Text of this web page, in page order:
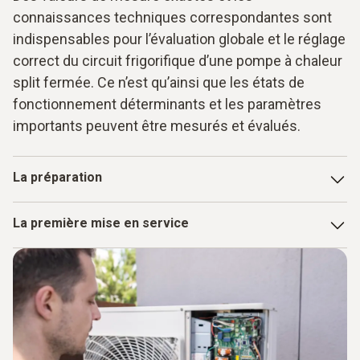
connaissances techniques correspondantes sont
indispensables pour l’évaluation globale et le réglage
correct du circuit frigorifique d’une pompe à chaleur
split fermée. Ce n’est qu’ainsi que les états de
fonctionnement déterminants et les paramètres
importants peuvent être mesurés et évalués.
La préparation
d’entretien, il est déterminant que l’artisan spécialisé
dispose rapidement des paramètres les plus importants du
circuit de fluide frigorigène de l’installation. On peut certes
lire en partie les pressions et les températures sur les
pompes à chaleur modernes. Mais la certitude que les
valeurs affichées sont correctes n’est obtenue qu’après un
contrôle. C'est pourquoi un manifold et un thermomètre
La première mise en service
Lorsque la pompe à chaleur est arrivée et installée, il faut
terminer le circuit frigorifique des systèmes de type split.
Le bon choix des conduites ressort des normes actuelles.
Car le matériau, l’épaisseur de paroi, la ténacité, la
résistance à la corrosion et à la pression doivent être
choisis en fonction du fluide frigorigène utilisé. Tous les